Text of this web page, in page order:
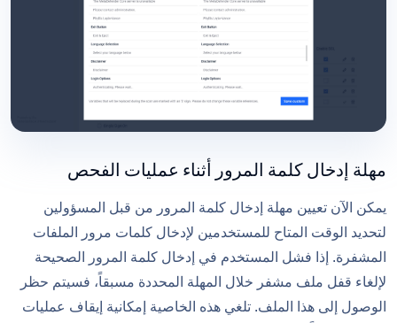
مهلة إدخال كلمة المرور أثناء عمليات الفحص
يمكن الآن تعيين مهلة إدخال كلمة المرور من قبل المسؤولين
لتحديد الوقت المتاح للمستخدمين لإدخال كلمات مرور الملفات
المشفرة. إذا فشل المستخدم في إدخال كلمة المرور الصحيحة
لإلغاء قفل ملف مشفر خلال المهلة المحددة مسبقاً، فسيتم حظر
الوصول إلى هذا الملف. تلغي هذه الخاصية إمكانية إيقاف عمليات